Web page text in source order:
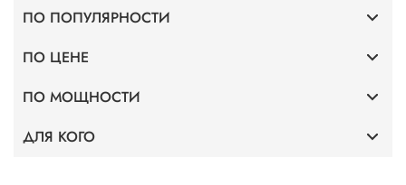
ПО ПОПУЛЯРНОСТИ
Премиум
Тонкие
Без поручней
ПО ЦЕНЕ
До 40 000
До 75 000
ПО МОЩНОСТИ
Мощность 2 л.с.
ДЛЯ КОГО